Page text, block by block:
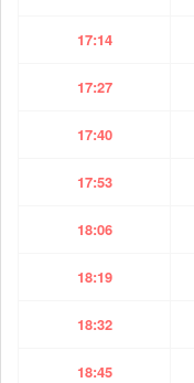
17:14
17:27
17:40
17:53
18:06
18:19
18:32
18:45